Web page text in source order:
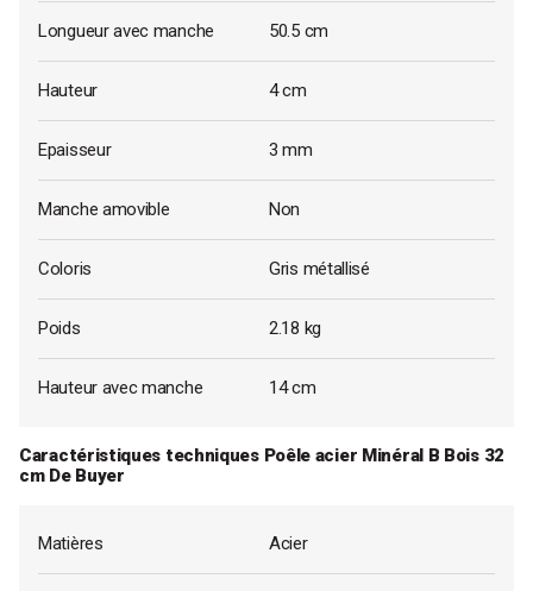
Longueur avec manche 50.5 cm
Hauteur 4 cm
Epaisseur 3 mm
Manche amovible Non
Coloris Gris métallisé
Poids 2.18 kg
Hauteur avec manche 14 cm
Caractéristiques techniques Poêle acier Minéral B Bois 32
cm De Buyer
Matières Acier